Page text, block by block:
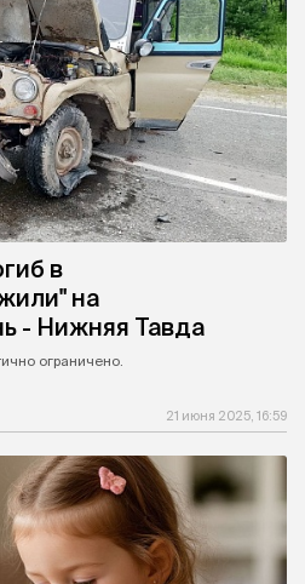
в
на
- Нижняя Тавда
ограничено.
21 июня 2025, 16:59